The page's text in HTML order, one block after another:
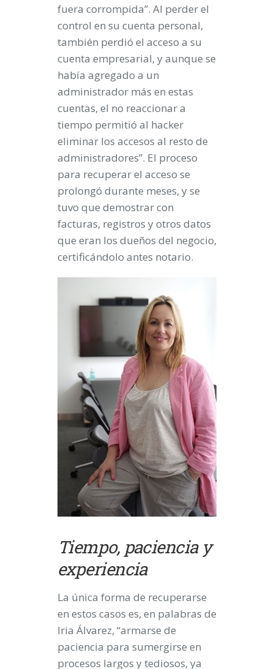
fuera corrompida”. Al perder el
control en su cuenta personal,
también perdió el acceso a su
cuenta empresarial, y aunque se
había agregado a un
administrador más en estas
cuentas, el no reaccionar a
tiempo permitió al hacker
eliminar los accesos al resto de
administradores”. El proceso
para recuperar el acceso se
prolongó durante meses, y se
tuvo que demostrar con
facturas, registros y otros datos
que eran los dueños del negocio,
certificándolo antes notario.
Tiempo, paciencia y
experiencia
La única forma de recuperarse
en estos casos es, en palabras de
Iria Álvarez, “armarse de
paciencia para sumergirse en
procesos largos y tediosos, ya